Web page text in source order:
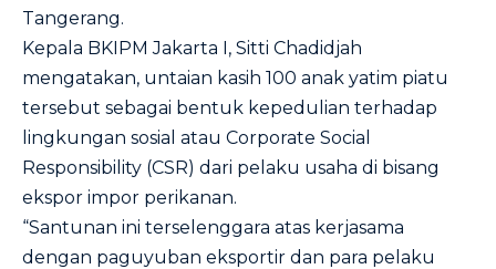
Tangerang.
Kepala BKIPM Jakarta I, Sitti Chadidjah
mengatakan, untaian kasih 100 anak yatim piatu
tersebut sebagai bentuk kepedulian terhadap
lingkungan sosial atau Corporate Social
Responsibility (CSR) dari pelaku usaha di bisang
ekspor impor perikanan.
“Santunan ini terselenggara atas kerjasama
dengan paguyuban eksportir dan para pelaku